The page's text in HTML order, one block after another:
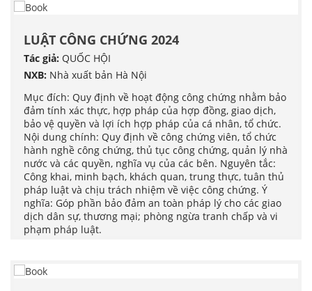
LUẬT CÔNG CHỨNG 2024
Tác giả: QUỐC HỘI
NXB: Nhà xuất bản Hà Nội
Mục đích: Quy định về hoạt động công chứng nhằm bảo
đảm tính xác thực, hợp pháp của hợp đồng, giao dịch,
bảo vệ quyền và lợi ích hợp pháp của cá nhân, tổ chức.
Nội dung chính: Quy định về công chứng viên, tổ chức
hành nghề công chứng, thủ tục công chứng, quản lý nhà
nước và các quyền, nghĩa vụ của các bên. Nguyên tắc:
Công khai, minh bạch, khách quan, trung thực, tuân thủ
pháp luật và chịu trách nhiệm về việc công chứng. Ý
nghĩa: Góp phần bảo đảm an toàn pháp lý cho các giao
dịch dân sự, thương mại; phòng ngừa tranh chấp và vi
phạm pháp luật.